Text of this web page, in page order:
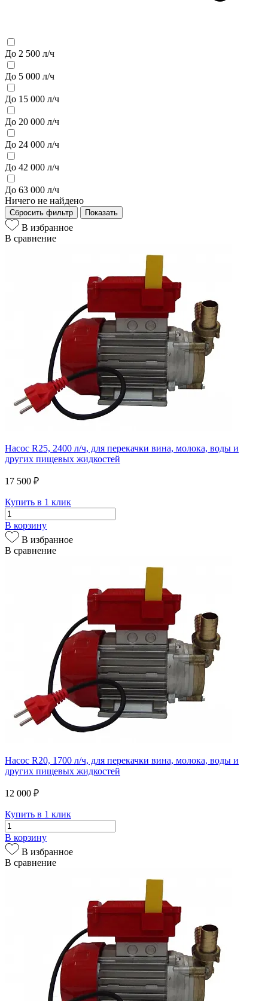
До 2 500 л/ч
До 5 000 л/ч
До 15 000 л/ч
До 20 000 л/ч
До 24 000 л/ч
До 42 000 л/ч
До 63 000 л/ч
Ничего не найдено
Сбросить фильтр Показать
В избранное
В сравнение
Насос R25, 2400 л/ч, для перекачки вина, молока, воды и
других пищевых жидкостей
17 500 ₽
Купить в 1 клик
В корзину
В избранное
В сравнение
Насос R20, 1700 л/ч, для перекачки вина, молока, воды и
других пищевых жидкостей
12 000 ₽
Купить в 1 клик
В корзину
В избранное
В сравнение